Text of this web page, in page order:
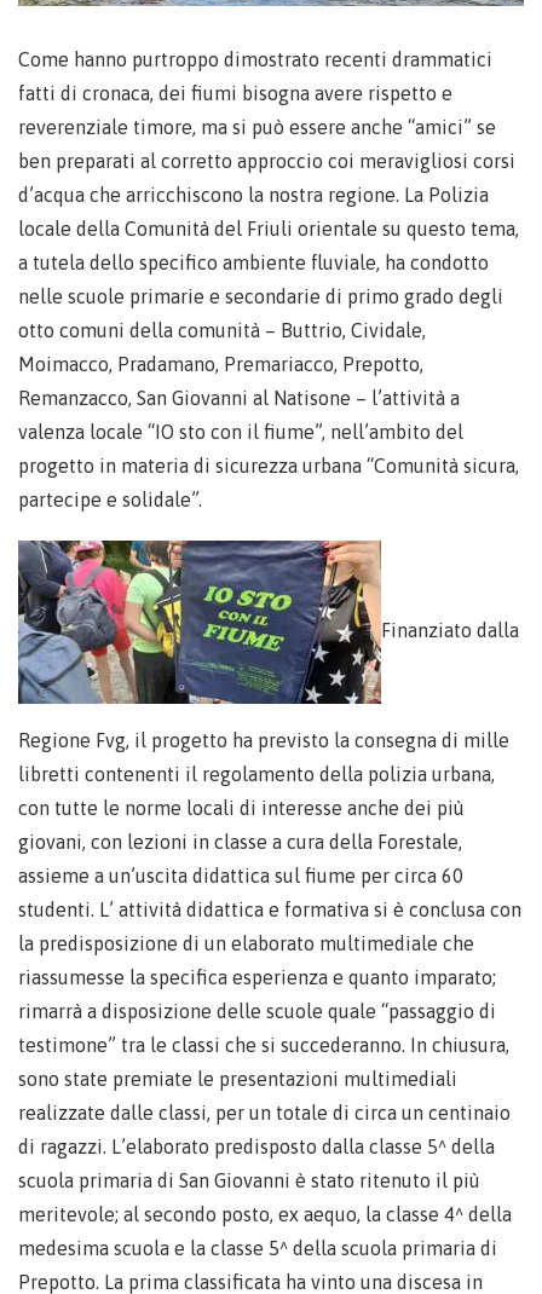
Come hanno purtroppo dimostrato recenti drammatici
fatti di cronaca, dei fiumi bisogna avere rispetto e
reverenziale timore, ma si può essere anche “amici” se
ben preparati al corretto approccio coi meravigliosi corsi
d’acqua che arricchiscono la nostra regione. La Polizia
locale della Comunità del Friuli orientale su questo tema,
a tutela dello specifico ambiente fluviale, ha condotto
nelle scuole primarie e secondarie di primo grado degli
otto comuni della comunità – Buttrio, Cividale,
Moimacco, Pradamano, Premariacco, Prepotto,
Remanzacco, San Giovanni al Natisone – l’attività a
valenza locale “IO sto con il fiume”, nell’ambito del
progetto in materia di sicurezza urbana “Comunità sicura,
partecipe e solidale”.
Finanziato dalla
Regione Fvg, il progetto ha previsto la consegna di mille
libretti contenenti il regolamento della polizia urbana,
con tutte le norme locali di interesse anche dei più
giovani, con lezioni in classe a cura della Forestale,
assieme a un’uscita didattica sul fiume per circa 60
studenti. L’ attività didattica e formativa si è conclusa con
la predisposizione di un elaborato multimediale che
riassumesse la specifica esperienza e quanto imparato;
rimarrà a disposizione delle scuole quale “passaggio di
testimone” tra le classi che si succederanno. In chiusura,
sono state premiate le presentazioni multimediali
realizzate dalle classi, per un totale di circa un centinaio
di ragazzi. L’elaborato predisposto dalla classe 5^ della
scuola primaria di San Giovanni è stato ritenuto il più
meritevole; al secondo posto, ex aequo, la classe 4^ della
medesima scuola e la classe 5^ della scuola primaria di
Prepotto. La prima classificata ha vinto una discesa in